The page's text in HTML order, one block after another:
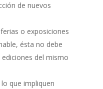
de nuevos
o exposiciones
ésta no debe
del mismo
que impliquen